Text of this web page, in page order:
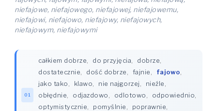
niefajowe, niefajowego, niefajowej, niefajowemu,
niefajowi, niefajowo, niefajowy, niefajowych,
niefajowym, niefajowymi
01
całkiem dobrze do przyjęcia dobrze
dostatecznie
dość dobrze fajnie fajowo
jako tako
klawo nie najgorzej nieźle
obłędnie
odjazdowo odlotowo odpowiednio
optymistycznie
pomyślnie poprawnie